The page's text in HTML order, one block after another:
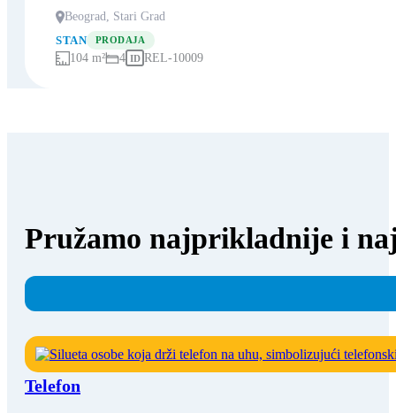
Beograd, Stari Grad
STAN
PRODAJA
104 m² 4 ID REL-10009
Pružamo najprikladnije i
Telefon